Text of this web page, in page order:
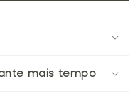
mais tempo